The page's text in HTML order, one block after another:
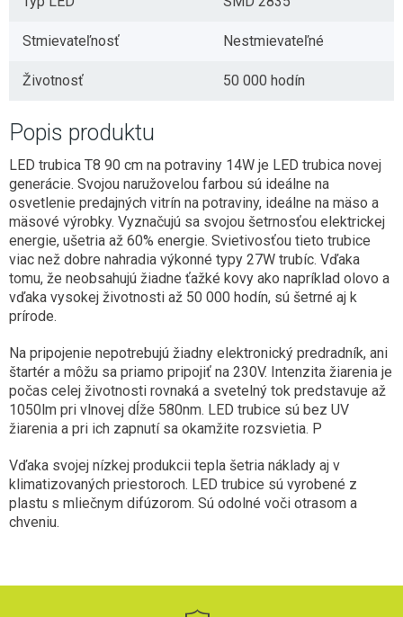
Stmievateľnosť Nestmievateľné
Životnosť 50 000 hodín
Popis produktu
LED trubica T8 90 cm na potraviny 14W je LED trubica novej
generácie. Svojou naružovelou farbou sú ideálne na
osvetlenie predajných vitrín na potraviny, ideálne na mäso a
mäsové výrobky. Vyznačujú sa svojou šetrnosťou elektrickej
energie, ušetria až 60% energie. Svietivosťou tieto trubice
viac než dobre nahradia výkonné typy 27W trubíc. Vďaka
tomu, že neobsahujú žiadne ťažké kovy ako napríklad olovo a
vďaka vysokej životnosti až 50 000 hodín, sú šetrné aj k
prírode.
Na pripojenie nepotrebujú žiadny elektronický predradník, ani
štartér a môžu sa priamo pripojiť na 230V. Intenzita žiarenia je
počas celej životnosti rovnaká a svetelný tok predstavuje až
1050lm pri vlnovej dĺže 580nm. LED trubice sú bez UV
žiarenia a pri ich zapnutí sa okamžite rozsvietia. P
Vďaka svojej nízkej produkcii tepla šetria náklady aj v
klimatizovaných priestoroch. LED trubice sú vyrobené z
plastu s mliečnym difúzorom. Sú odolné voči otrasom a
chveniu.